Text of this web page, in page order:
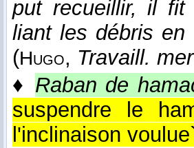
put recueillir, il fit
liant les débris
(Hugo, Travaill. mer
♦ Raban de
suspendre le
l'inclinaison